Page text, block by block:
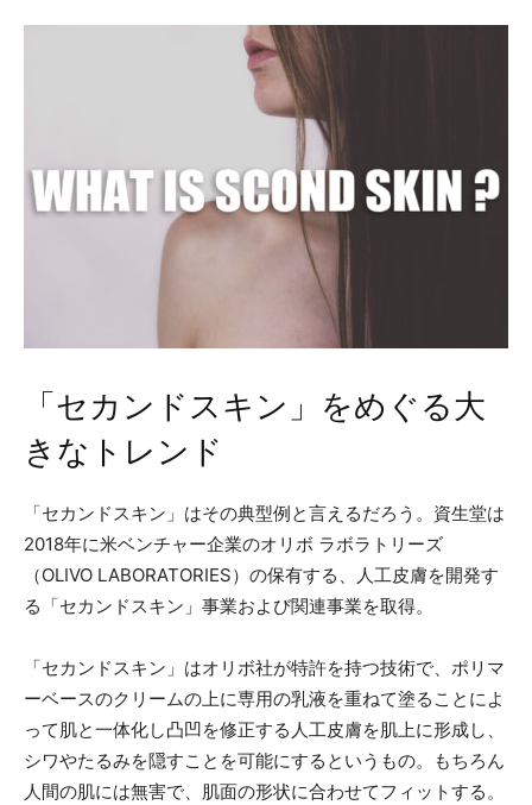
「セカンドスキン」をめぐる大
きなトレンド
「セカンドスキン」はその典型例と言えるだろう。資生堂は
2018年に米ベンチャー企業のオリボ ラボラトリーズ
（OLIVO LABORATORIES）の保有する、人工皮膚を開発す
る「セカンドスキン」事業および関連事業を取得。
「セカンドスキン」はオリボ社が特許を持つ技術で、ポリマ
ーベースのクリームの上に専用の乳液を重ねて塗ることによ
って肌と一体化し凸凹を修正する人工皮膚を肌上に形成し、
シワやたるみを隠すことを可能にするというもの。もちろん
人間の肌には無害で、肌面の形状に合わせてフィットする。